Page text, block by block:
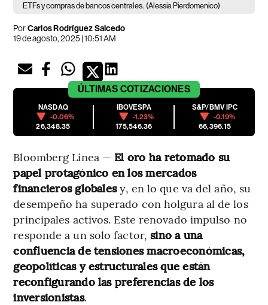
ETFs y compras de bancos centrales. (Alessia Pierdomenico)
PorCarlos Rodríguez Salcedo
19 de agosto, 2025 | 10:51 AM
ÚLTIMAS COTIZACIONES
NASDAQ
-0.06%
26,348.35
IBOVESPA
-1.23%
175,546.36
S&P/BMV IPC
-0.19%
66,396.15
Bloomberg Línea — El oro ha retomado su
papel protagónico en los mercados
financieros globalesy, en lo que va del año, su
desempeño ha superado con holgura al de los
principales activos. Este renovado impulso no
responde a un solo factor,sino a una
confluencia de tensiones macroeconómicas,
geopolíticas y estructurales que están
reconfigurando las preferencias de los
inversionistas.